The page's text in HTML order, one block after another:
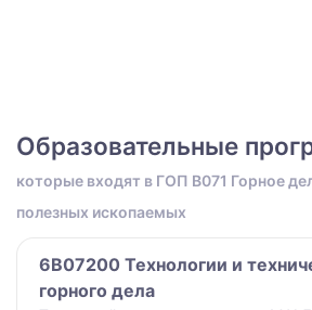
Образовательные
которые входят в ГОП B071 Горное
полезных ископаемых
6B07200 Технологии и
горного дела